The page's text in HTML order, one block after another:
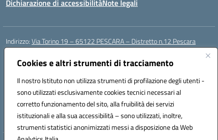
Cookies e altri strumenti di tracciamento
Il nostro Istituto non utilizza strumenti di profilazione degli utenti -
sono utilizzati esclusivamente cookies tecnici necessari al
corretto funzionamento del sito, alla fruibilità dei servizi
istituzionali e alla sua accessibilità – sono utilizzati, inoltre,
strumenti statistici anonimizzati messi a disposizione da Web
Dichiarazione di accessibilitàNote legali
Indirizzo:Via Torino 19 – 65122 PESCARA – Distretto n.12 Pescara
Centralino:
Posta elettronica certificata (PEC):peic835007@pec.istruzione.it
Codice fiscale: 91117430685
Codice meccanografico:PEIC835007
Codice Indice delle Pubbliche Amministrazioni (IPA): istsc_peic835007
Codice unico di fatturazione (CUF): UFOT6R